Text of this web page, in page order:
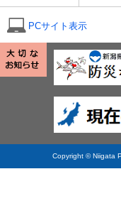
PCサイト表示
Copyright © Niigata